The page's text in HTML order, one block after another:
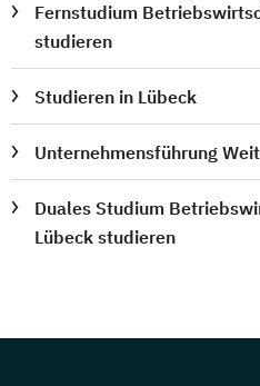
Fernstudium
studieren
Studieren in Lübeck
Unternehmensführung
Duales Studium
Lübeck studieren